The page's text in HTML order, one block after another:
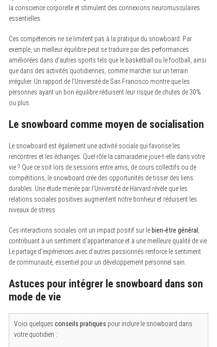
la conscience corporelle et stimulent des connexions neuromusculaires
essentielles.
Ces compétences ne se limitent pas à la pratique du snowboard. Par
exemple, un meilleur équilibre peut se traduire par des performances
améliorées dans d’autres sports tels que le basketball ou le football, ainsi
que dans des activités quotidiennes, comme marcher sur un terrain
irrégulier. Un rapport de l’Université de San Francisco montre que les
personnes ayant un bon équilibre réduisent leur risque de chutes de 30%
ou plus.
Le snowboard comme moyen de socialisation
Le snowboard est également une activité sociale qui favorise les
rencontres et les échanges. Quel rôle la camaraderie joue-t-elle dans votre
vie ? Que ce soit lors de sessions entre amis, de cours collectifs ou de
compétitions, le snowboard crée des opportunités de tisser des liens
durables. Une étude menée par l’Université de Harvard révèle que les
relations sociales positives augmentent notre bonheur et réduisent les
niveaux de stress.
Ces interactions sociales ont un impact positif sur le bien-être général ,
contribuant à un sentiment d’appartenance et à une meilleure qualité de vie.
Le partage d’expériences avec d’autres passionnés renforce le sentiment
de communauté, essentiel pour un développement personnel sain.
Astuces pour intégrer le snowboard dans son
mode de vie
Voici quelques conseils pratiques pour inclure le snowboard dans
votre quotidien :
: